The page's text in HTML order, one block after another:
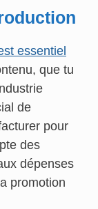
essentiel
que tu
de
pour
des
dépenses
promotion